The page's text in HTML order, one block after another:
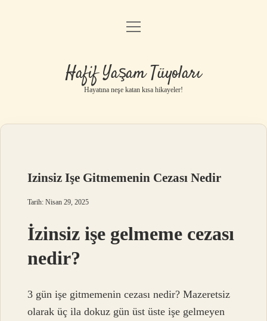
Anasayfa
Yasal Uyarı
menüyü
Hafif Yaşam Tüyoları
Hayatına neşe katan kısa hikayeler!
Izinsiz Işe Gitmemenin Cezası Nedir
Tarih: Nisan 29, 2025
İzinsiz işe gelmeme cezası
nedir?
3 gün işe gitmemenin cezası nedir? Mazeretsiz
olarak üç ila dokuz gün üst üste işe gelmeyen